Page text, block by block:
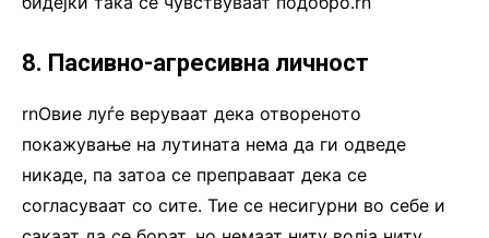
8. Пасивно-агресивна личност
rnОвие луѓе веруваат дека отвореното
покажување на лутината нема да ги одведе
никаде, па затоа се преправаат дека се
согласуваат со сите. Тие се несигурни во себе и